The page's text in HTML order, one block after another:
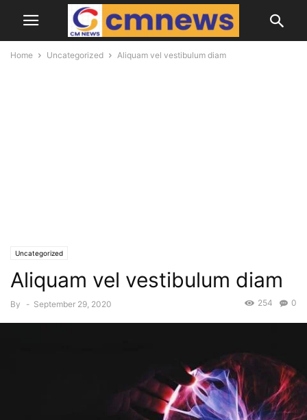
Home Uncategorized Aliquam vel vestibulum diam
Uncategorized
Aliquam vel vestibulum diam
By - September 29, 2020 0
254